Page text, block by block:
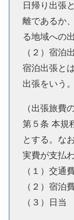
日帰り出張
離であるか
る地域への
（２）宿泊
宿泊出張と
出張をいう。
（出張旅費
第５条 本規
とする。な
実費が支払
（１）交通
（２）宿泊
（３）日当